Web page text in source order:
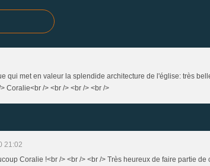
qui met en valeur la splendide architecture de l'église: très
Coralie<br /> <br /> <br /> <br />
21:02
Coralie !<br /> <br /> <br /> Très heureux de faire partie de